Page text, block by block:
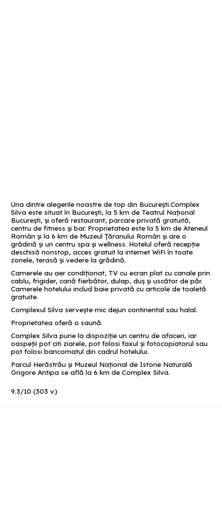
Una dintre alegerile noastre de top din București.Complex
Silva este situat în București, la 5 km de Teatrul Național
București, și oferă restaurant, parcare privată gratuită,
centru de fitness și bar. Proprietatea este la 5 km de Ateneul
Român și la 6 km de Muzeul Țăranului Român și are o
grădină și un centru spa și wellness. Hotelul oferă recepție
deschisă nonstop, acces gratuit la internet WiFi în toate
zonele, terasă și vedere la grădină.
Camerele au aer condiționat, TV cu ecran plat cu canale prin
cablu, frigider, cană fierbător, dulap, duș și uscător de păr.
Camerele hotelului includ baie privată cu articole de toaletă
gratuite.
Complexul Silva servește mic dejun continental sau halal.
Proprietatea oferă o saună.
Complex Silva pune la dispoziţie un centru de afaceri, iar
oaspeţii pot citi ziarele, pot folosi faxul şi fotocopiatorul sau
pot folosi bancomatul din cadrul hotelului.
Parcul Herăstrău și Muzeul Național de Istorie Naturală
Grigore Antipa se află la 6 km de Complex Silva.
9.3/10 (303 v.)